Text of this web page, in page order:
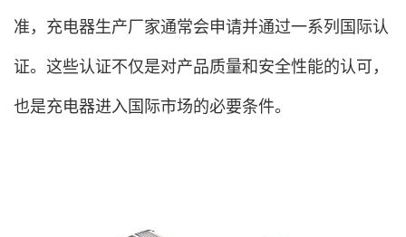
准，充电器生产厂家通常会申请并通过一系列国际认
证。这些认证不仅是对产品质量和安全性能的认可，
也是充电器进入国际市场的必要条件。